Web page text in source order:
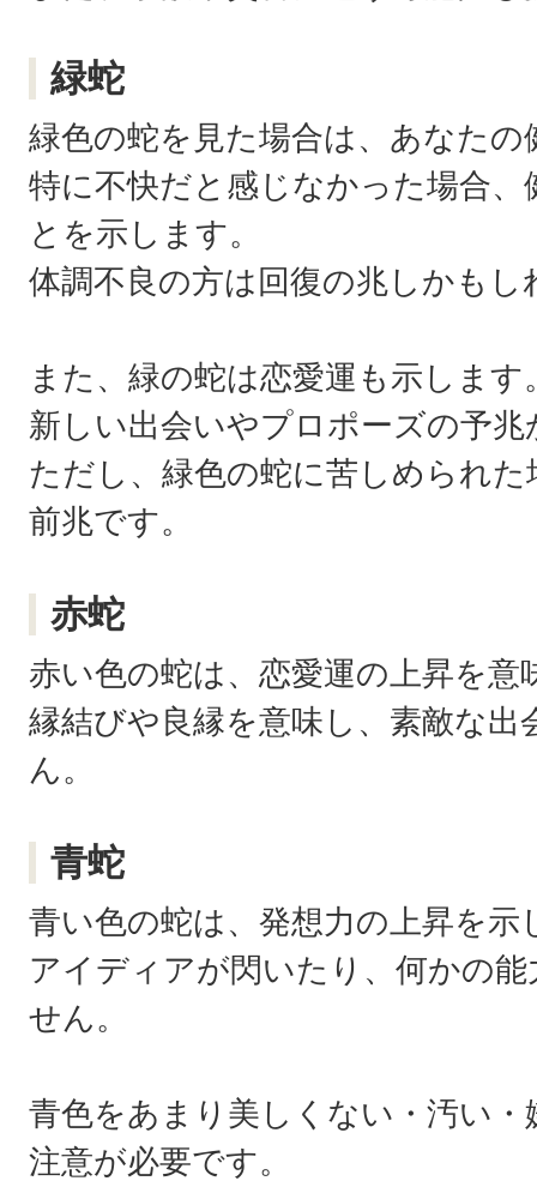
緑蛇
緑色の蛇を見た場合は、あなた
特に不快だと感じなかった場合
とを示します。
体調不良の方は回復の兆しかもし
また、緑の蛇は恋愛運も示します
新しい出会いやプロポーズの予
ただし、緑色の蛇に苦しめられ
前兆です。
赤蛇
赤い色の蛇は、恋愛運の上昇を意
縁結びや良縁を意味し、素敵な
ん。
青蛇
青い色の蛇は、発想力の上昇を示
アイディアが閃いたり、何かの
せん。
青色をあまり美しくない・汚い
注意が必要です。